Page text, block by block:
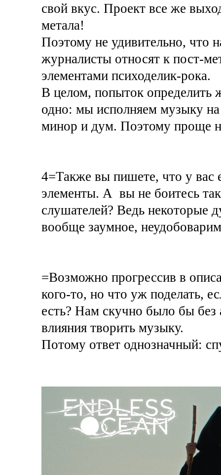
свой вкус. Проект все же
метала!
Поэтому не удивительно, что
журналисты относят к пост-
элементами психоделик-рока.
В целом, попыток определить
одно: мы исполняем музыку
минор и дум. Поэтому проще
4=Также вы пишете, что у вас
элементы. А вы не боитесь
слушателей? Ведь некоторые
вообще заумное,
=Возможно прогрессив в
кого-то, но что уж поделать,
есть? Нам скучно было бы без
влияния творить музыку.
Потому ответ однозначный: